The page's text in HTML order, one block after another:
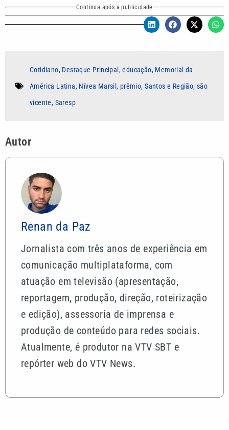
Continua após a publicidade
Cotidiano, Destaque Principal ,educação, Memorial da
América Latina, Nívea Marsil , prêmio,Santos e Região,são
vicente, Saresp
Autor
Renan da Paz
Jornalista com três anos de experiência em
comunicação multiplataforma, com
atuação em televisão (apresentação,
reportagem, produção, direção, roteirização
e edição), assessoria de imprensa e
produção de conteúdo para redes sociais.
Atualmente, é produtor na VTV SBT e
repórter web do VTV News.